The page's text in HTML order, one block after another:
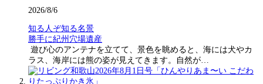
2026/8/6
知る人ぞ知る名景
勝手に紀州穴場遺産
遊び心のアンテナを立てて、景色を眺めると、海には犬やカ
ラス、海岸には熊の姿が見えてきます。自然が…